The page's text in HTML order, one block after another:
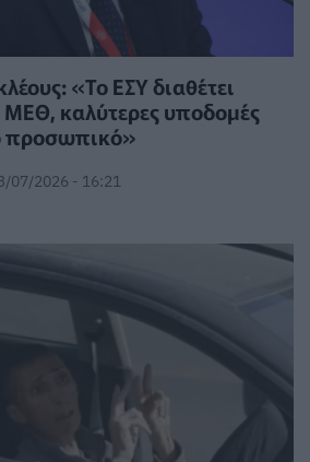
«Το ΕΣΥ διαθέτει
ΜΕΘ, καλύτερες υποδομές
προσωπικό»
07/2026 - 16:21